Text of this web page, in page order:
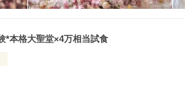
*本格大聖堂×4万相当試食